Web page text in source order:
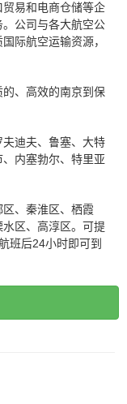
易和电商仓储等企
公司与各大航空公
际航空运输资源，
、高效的南京到保
迪夫、鲁塞、大特
内塞勃尔、特里亚
、秦淮区、栖霞
区、高淳区。可提
班后24小时即可到